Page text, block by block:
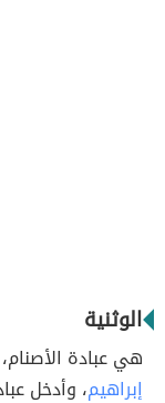
الوثنية
هي عبادة
إبراهيم، وأدخل